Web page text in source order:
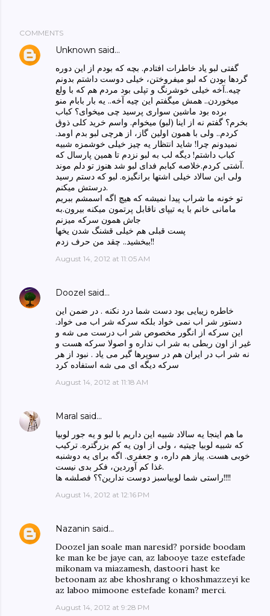
COMMENTS
Unknown said…
گفتی لبو یاد خاطرات افتادم. بچه که بودم از این دوره
گردها بودن که لبو میفروختن، خیلی دوست داشتم بدونم
چیه..آخه خیلی خوشرنگ و تپلی بود مردم هم که با ولع
میخوردن.. همش میگفتم این چیه آخه.. یه بار بابام منو
برده بود ماشین سواری پرسید چی میخوای؟ کباب
بخرم؟ گفتم نه از اینا (لبو) میخوام. واسم خرید کلی ذوق
کردم.. ولی با همون اولین گاز، از هرچی لبو بدم اومد.
نمیدونم چرا! شاید انتظار یه چیز خیلی خوشمزه شبیه
کباب داشتم! دیگه لب به لبو نزدم تا همین پارسال که
آشتی کردم.خلاصه کبابم فدای لبو شد هنوز تو دلم موند.
ولی این سالاد خیلی اشتها برانگیزه. لبو که دستم رسید
درستش میکنم.
تو خونه ما شراب پیدا نمیشه که هیچ اگه اسمشم ببریم
مامانی خانم با یه تیپای ناقابل پرتمون میکنه بیرون.به
جاش همون سرکه میزنم
پست قبلی هم خیلی قشنگ شدن یخها
ببخشید.. چقد من حرف زدم!!
August 14, 2012 at 11:05 AM
Doozel said…
خاطره زیبایی بود دست شما درد نکنه . در ضمن این
دستور شر اب نمی خواد بلکه سرکه شر اب می خواد.
این سرکه از انگور مخصوص شر اب درست می شه و
غیر از اون ربطی به شر اب نداره و اصولا سرکه هست و
نه شر اب در ایران هم در سوپرها گیر می یاد . نبود از هر
سرکه دیگه ای می شه استفاده کرد
August 14, 2012 at 11:18 AM
Maral said…
ما هم اینجا یه سالاد شبیه این داریم با لبو و یه جور لوبیا
که شبیه لوبیا چیتیه ، ولی از اون یه کم بزرگتره. ترکیب
خوبی هست. پیاز هم داره، و جعفری. اگه برای یه دوشنبه
غذا کم آوردین، فکر بدی نیست.
راستی شما لوبیاسبز دوست ندارین؟؟ فصلشه ها!!!!
August 14, 2012 at 12:16 PM
Nazanin said…
Doozel jan soale man naresid? porside boodam
ke man ke be jaye can, az labooye taze estefade
mikonam va miazamesh, dastoori hast ke
betoonam az abe khoshrang o khoshmazzeyi ke
az laboo mimoone estefade konam? merci.
August 14, 2012 at 9:28 PM